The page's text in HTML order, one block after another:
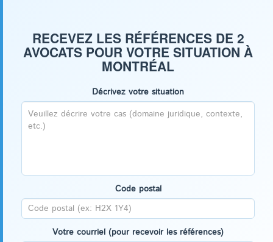
RECEVEZ LES RÉFÉRENCES DE 2
AVOCATS POUR VOTRE SITUATION À
MONTRÉAL
Décrivez votre situation
Code postal
Votre courriel (pour recevoir les références)